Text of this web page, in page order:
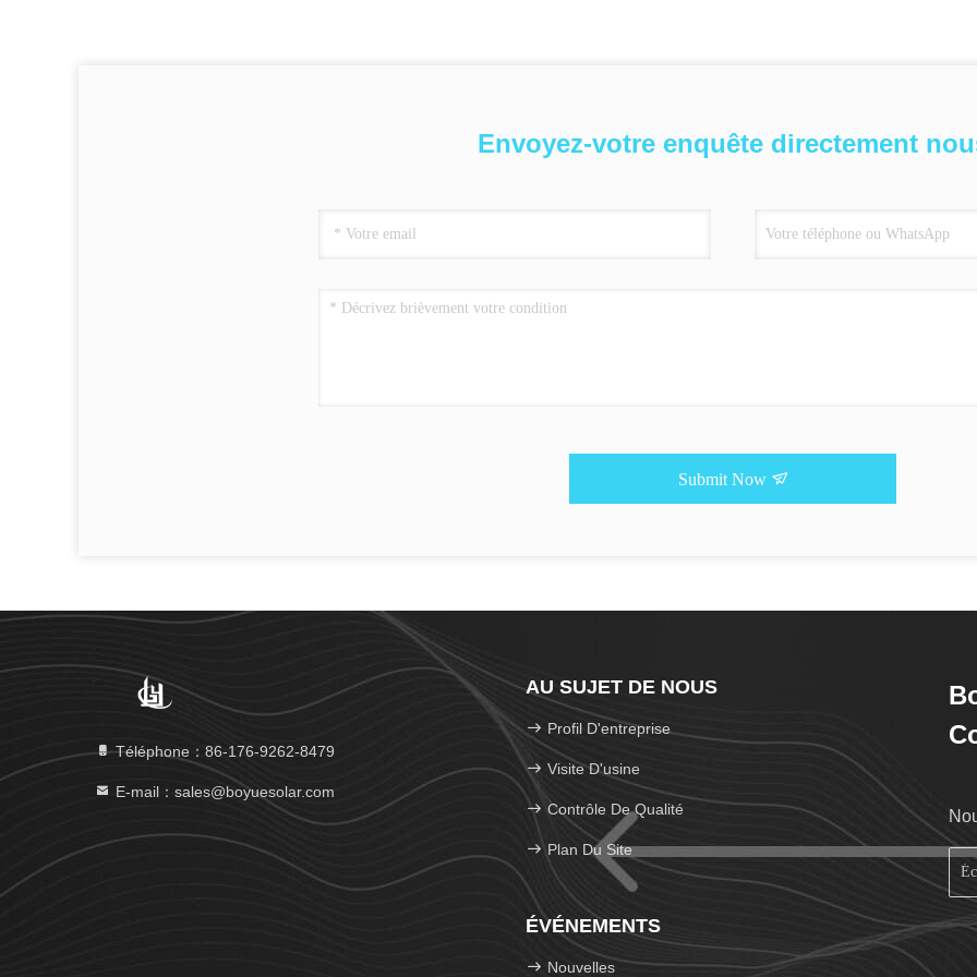
Envoyez-votre enquête directement
Submit Now
Téléphone：86-176-9262-8479
E-mail：sales@boyuesolar.com
AU SUJET DE NOUS
Profil D'entreprise
Visite D'usine
Contrôle De Qualité
Plan Du Site
ÉVÉNEMENTS
Nouvelles